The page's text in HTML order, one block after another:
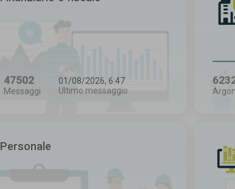
47502
Messaggi
01/08/2026, 6:47
Ultimo messaggio
Personale